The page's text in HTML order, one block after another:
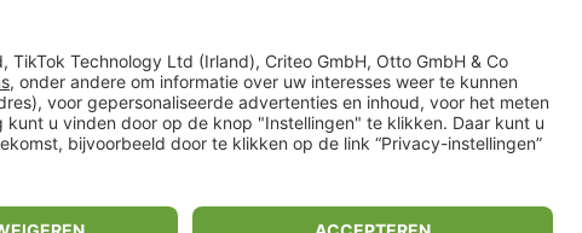
limango.de limango.pl